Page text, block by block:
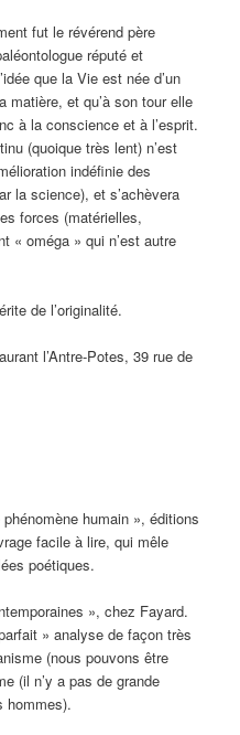
fut le révérend père
réputé et
que la Vie est née d’un
matière, et qu’à son tour elle
à la conscience et à l’esprit.
(quoique très lent) n’est
indéfinie des
la science), et s’achèvera
forces (matérielles,
« oméga » qui n’est autre
de l’originalité.
l’Antre-Potes, 39 rue de
humain », éditions
facile à lire, qui mêle
poétiques.
», chez Fayard.
» analyse de façon très
(nous pouvons être
(il n’y a pas de grande
hommes).